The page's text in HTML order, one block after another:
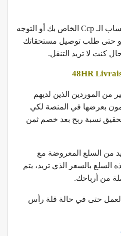
يمكنك استلام أموالك في حساب الـ Ccp الخاص بك أو التوجه
حتى طلب توصيل مستحقاتك
كنت لا تريد التنقل.
من الموردين الذين لديهم
بعرضها في المنصة لكي
تحقيق نسبة ربح بعد خصم ثمن
من السلع المعروضة مع
السلع بالسعر الذي تريد، يتم
من أرباحك.
حتى في حالة قلة رأس